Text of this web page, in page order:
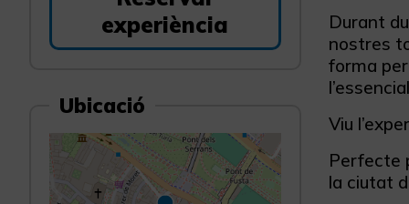
experiència
Ubicació
Durant
nostres
forma
Viu
Perfecte
la ciutat